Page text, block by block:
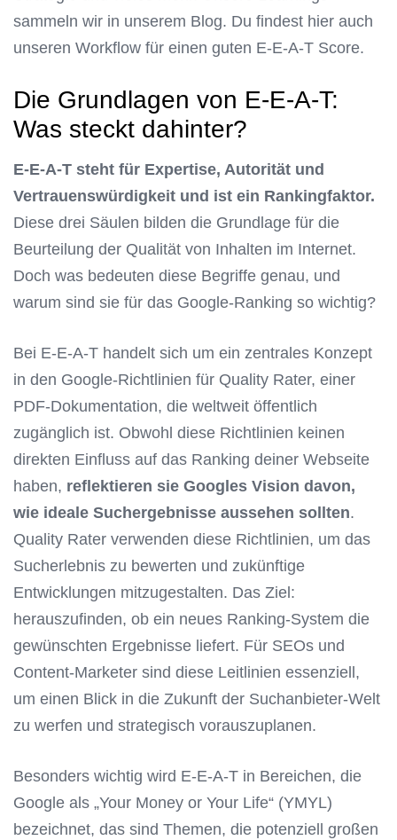
sammeln wir in unserem Blog. Du findest hier auch
unseren Workflow für einen guten E-E-A-T Score.
Die Grundlagen von E-E-A-T:
Was steckt dahinter?
E-E-A-T steht für Expertise, Autorität und
Vertrauenswürdigkeit und ist ein Rankingfaktor.
Diese drei Säulen bilden die Grundlage für die
Beurteilung der Qualität von Inhalten im Internet.
Doch was bedeuten diese Begriffe genau, und
warum sind sie für das Google-Ranking so wichtig?
Bei E-E-A-T handelt sich um ein zentrales Konzept
in den Google-Richtlinien für Quality Rater, einer
PDF-Dokumentation, die weltweit öffentlich
zugänglich ist. Obwohl diese Richtlinien keinen
direkten Einfluss auf das Ranking deiner Webseite
haben, reflektieren sie Googles Vision davon,
wie ideale Suchergebnisse aussehen sollten.
Quality Rater verwenden diese Richtlinien, um das
Sucherlebnis zu bewerten und zukünftige
Entwicklungen mitzugestalten. Das Ziel:
herauszufinden, ob ein neues Ranking-System die
gewünschten Ergebnisse liefert. Für SEOs und
Content-Marketer sind diese Leitlinien essenziell,
um einen Blick in die Zukunft der Suchanbieter-Welt
zu werfen und strategisch vorauszuplanen.
Besonders wichtig wird E-E-A-T in Bereichen, die
Google als „Your Money or Your Life“ (YMYL)
bezeichnet, das sind Themen, die potenziell großen